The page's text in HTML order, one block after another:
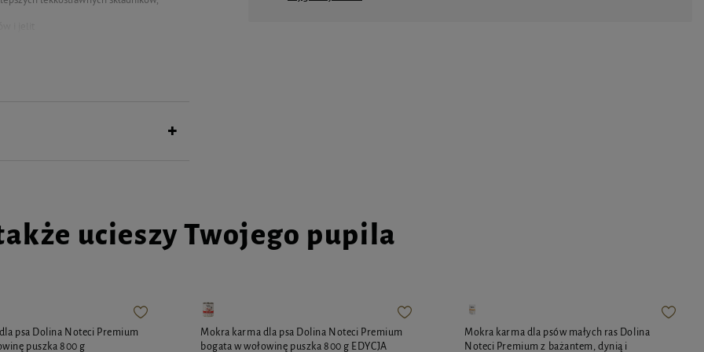
marchew 1,5%), owoce (dzika róża
mg, 3b103 (żelazo) 113 mg, 3b202
(selen) 0,22 mg
ucieszy Twojego pupila
psa Dolina Noteci Premium
puszka 800 g
Mokra karma dla psa Dolina Noteci Premium
bogata w wołowinę puszka 800 g EDYCJA
Mokra karma dla psów małych ras Dolina
Noteci Premium z bażantem, dynią i